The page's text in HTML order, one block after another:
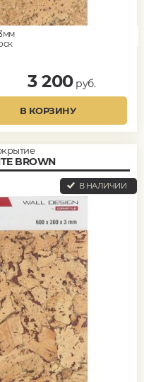
3 200руб.
В КОРЗИНУ
BROWN
В НАЛИЧИИ